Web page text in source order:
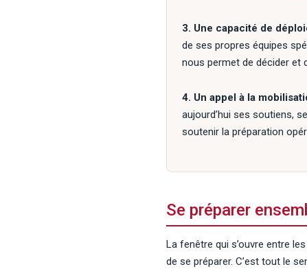
3. Une capacité de
de ses propres équipes
nous permet de décider et
4. Un appel à la
aujourd’hui ses soutiens,
soutenir la préparation
Se préparer
La fenêtre qui s’ouvre entre
de se préparer. C’est tout le